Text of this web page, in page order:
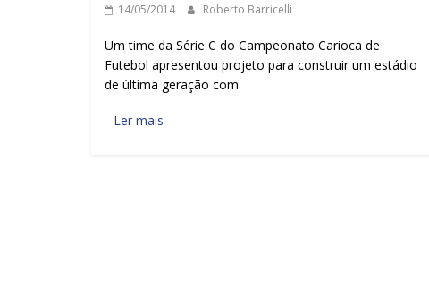
14/05/2014 Roberto Barricelli
Um time da Série C do Campeonato Carioca de
Futebol apresentou projeto para construir um estádio
de última geração com
Ler mais